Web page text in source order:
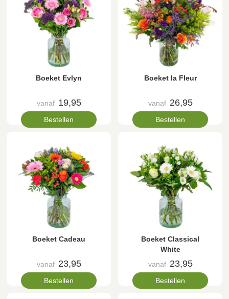
Boeket Evlyn
vanaf 19,95
Bestellen
Boeket la Fleur
vanaf 26,95
Bestellen
Boeket Cadeau
vanaf 23,95
Bestellen
Boeket Classical
White
vanaf 23,95
Bestellen